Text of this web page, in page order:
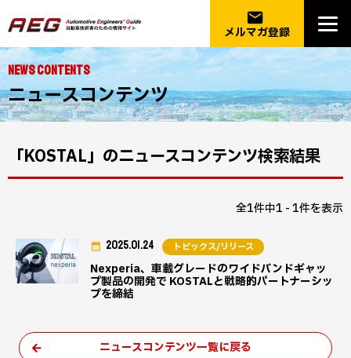
email
メルマガ登録
NEWS CONTENTS
ニュースコンテンツ
「KOSTAL」のニュースコンテンツ検索結果
全1件中1 - 1件を表示
Nexperia、車載グレードのワイドバンドギャッ
プ製品の開発で KOSTALと戦略的パートナーシッ
プを締結
2025.01.24 トピックス/リリース
ニュースコンテンツ一覧に戻る